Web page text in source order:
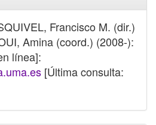
Francisco M. (dir.)
Amina (coord.) (2008-):
línea]:
[Última consulta: